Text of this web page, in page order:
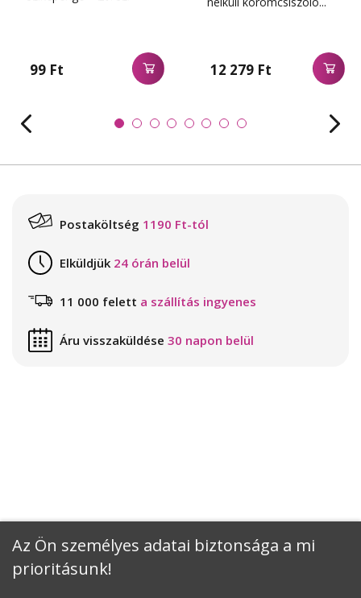
Az Ön személyes adatai biztonsága a mi
prioritásunk!
99 Ft 12 279 Ft
Postaköltség 1190 Ft-tól
Elküldjük 24 órán belül
11 000 felett a szállítás ingyenes
Áru visszaküldése 30 napon belül